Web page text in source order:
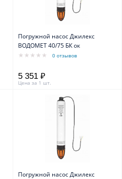
Погружной насос Джилекс
ВОДОМЕТ 40/75 БК ок
0 отзывов
5 351 ₽
Цена за 1 шт.
Погружной насос Джилекс